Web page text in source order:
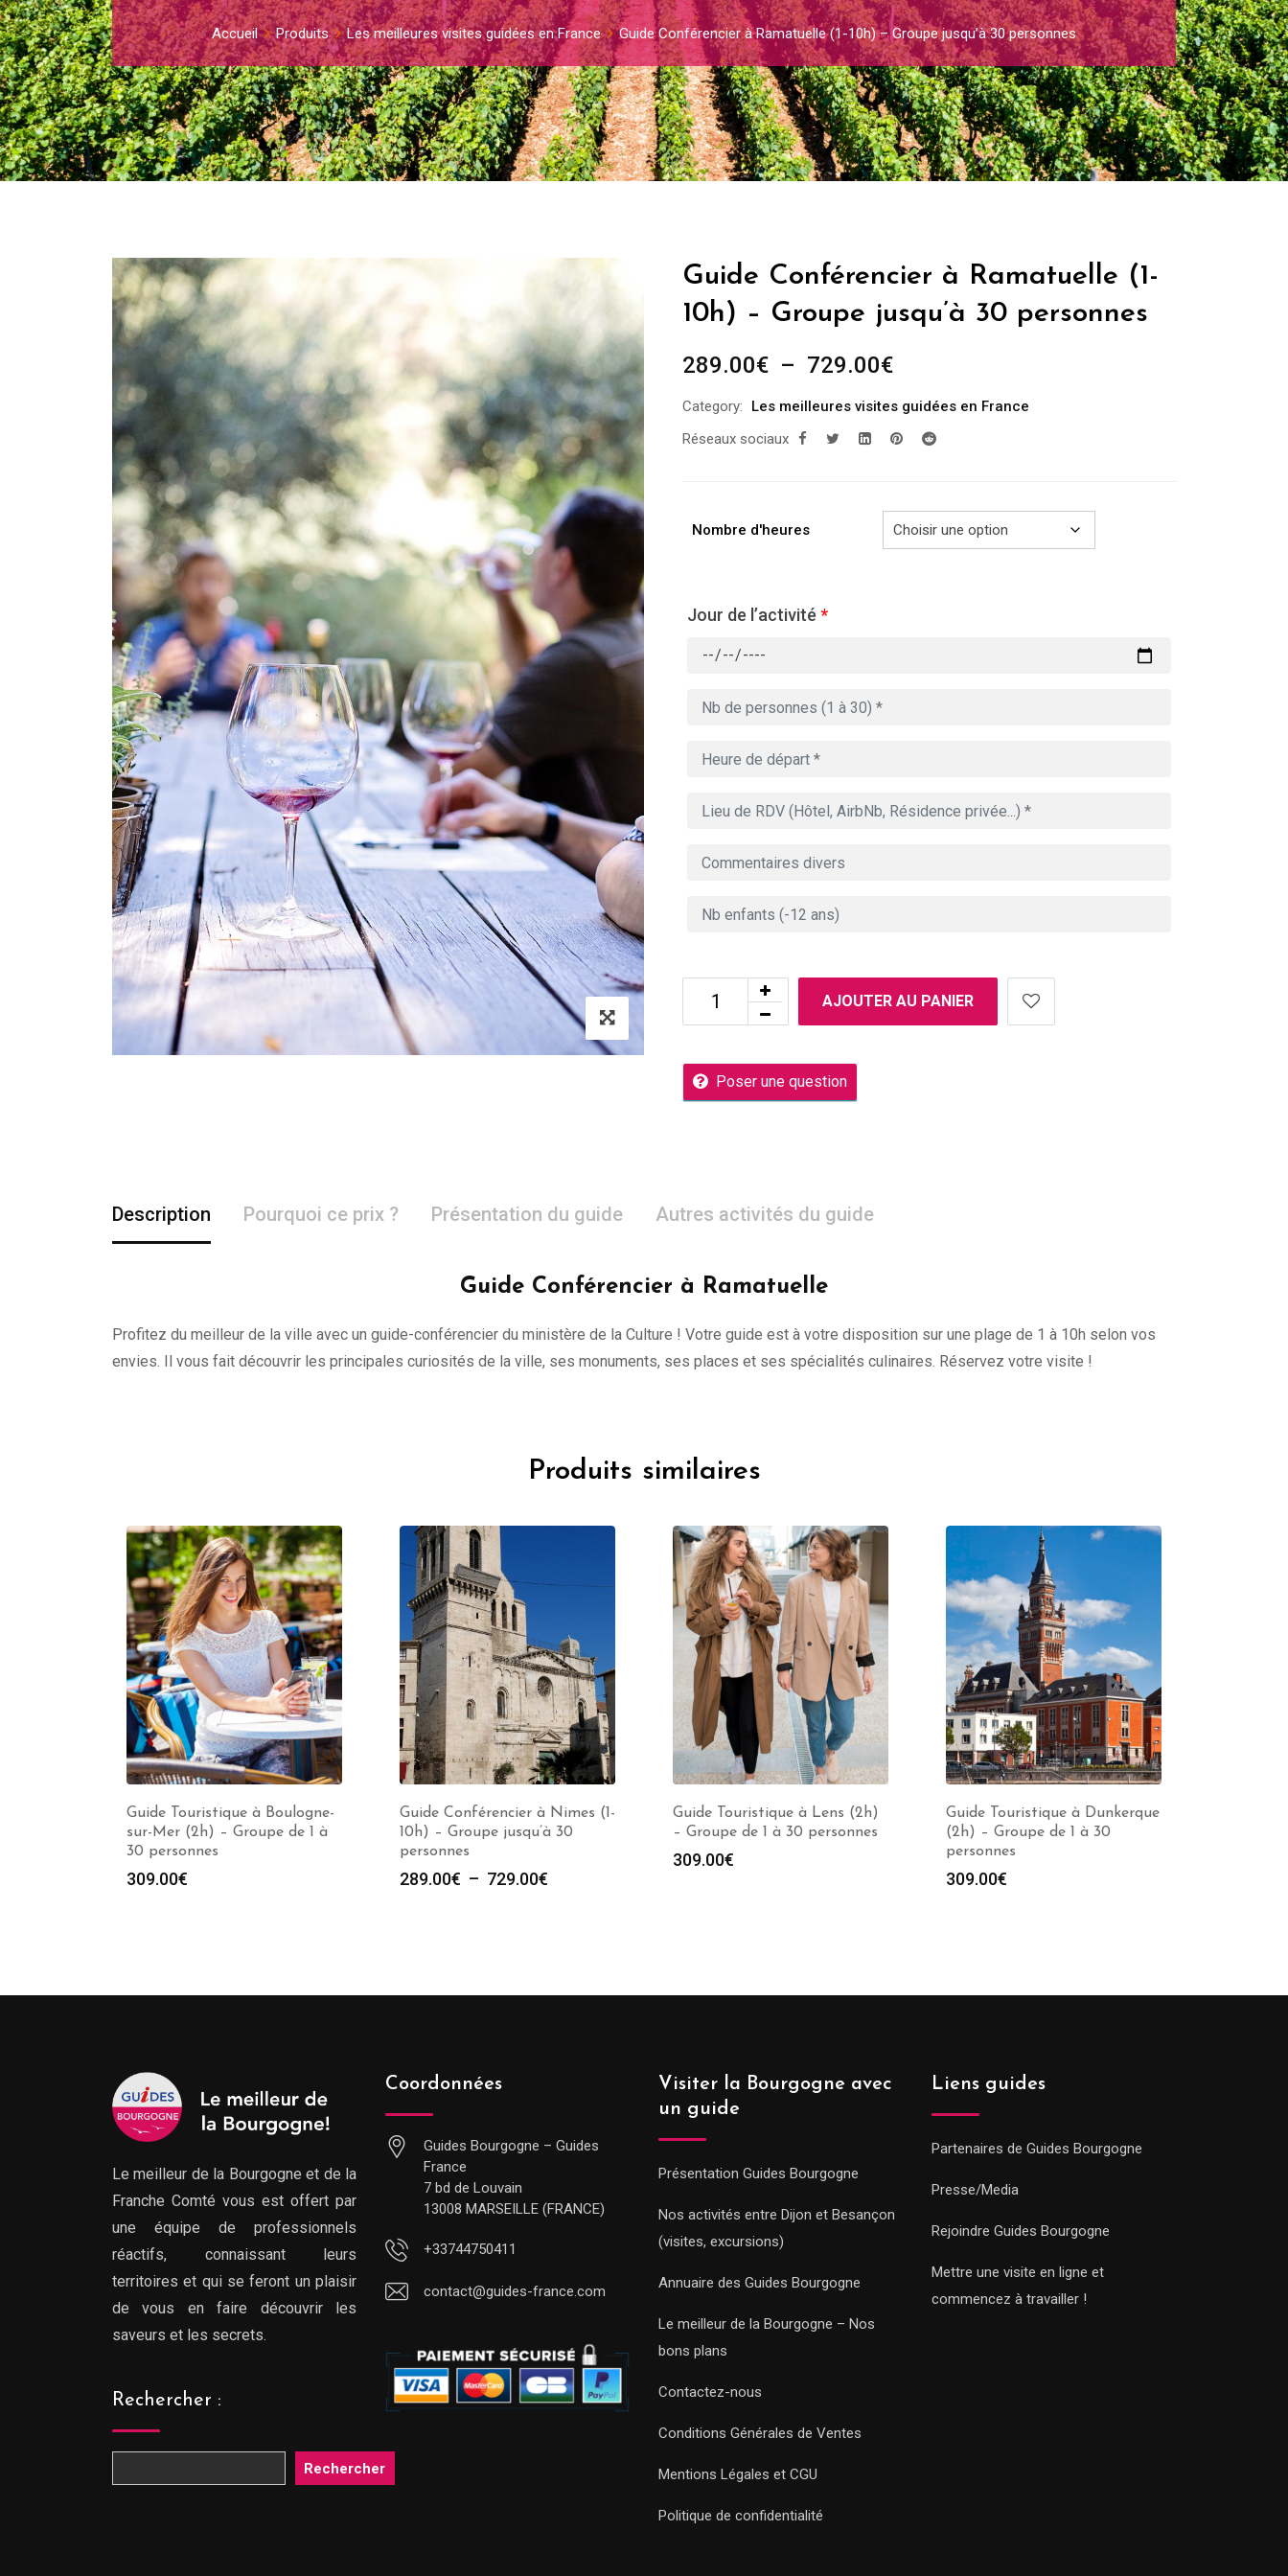
Accueil Produits Les meilleures visites guidées en France Guide Conférencier à Ramatuelle (1-10h) – Groupe jusqu’à 30 personnes
Guide Conférencier à Ramatuelle (1-
10h) – Groupe jusqu’à 30 personnes
289.00€ – 729.00€Plage
prix :
289.00€
Category:
Les meilleures visites guidées en France
Réseaux sociaux
Nombre d'heures
Jour de l’activité *
AJOUTER AU PANIER
Poser une question
Description Pourquoi ce prix ? Présentation du guide Autres activités du guide
Guide Conférencier à Ramatuelle
Profitez du meilleur de la ville avec un guide-conférencier du ministère de la Culture ! Votre guide est à votre disposition sur une plage de 1 à 10h selon vos
envies. Il vous fait découvrir les principales curiosités de la ville, ses monuments, ses places et ses spécialités culinaires. Réservez votre visite !
Produits similaires
Guide Touristique à Boulogne-
sur-Mer (2h) – Groupe de 1 à
30 personnes
309.00€
Guide Conférencier à Nimes (1-
10h) – Groupe jusqu’à 30
personnes
289.00€ – 729.00€
Guide Touristique à Lens (2h)
– Groupe de 1 à 30 personnes
309.00€
Guide Touristique à Dunkerque
(2h) – Groupe de 1 à 30
personnes
309.00€
Le meilleur de la Bourgogne et de la
Franche Comté vous est offert par
une équipe de professionnels
réactifs, connaissant leurs
territoires et qui se feront un plaisir
de vous en faire découvrir les
saveurs et les secrets.
Rechercher :
Rechercher
Coordonnées
Guides Bourgogne – Guides
France
7 bd de Louvain
13008 MARSEILLE (FRANCE)
+33744750411
contact@guides-france.com
Visiter la Bourgogne avec
un guide
Présentation Guides Bourgogne
Nos activités entre Dijon et Besançon
(visites, excursions)
Annuaire des Guides Bourgogne
Le meilleur de la Bourgogne – Nos
bons plans
Contactez-nous
Conditions Générales de Ventes
Mentions Légales et CGU
Politique de confidentialité
Liens guides
Partenaires de Guides Bourgogne
Presse/Media
Rejoindre Guides Bourgogne
Mettre une visite en ligne et
commencez à travailler !